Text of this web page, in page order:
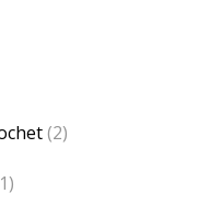
(2)